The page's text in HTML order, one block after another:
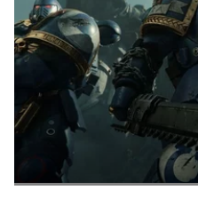
KÖZÉLET
ÉLETMÓD
BESZÉLGETÉSEK
VIDEÓ
GASZTRO